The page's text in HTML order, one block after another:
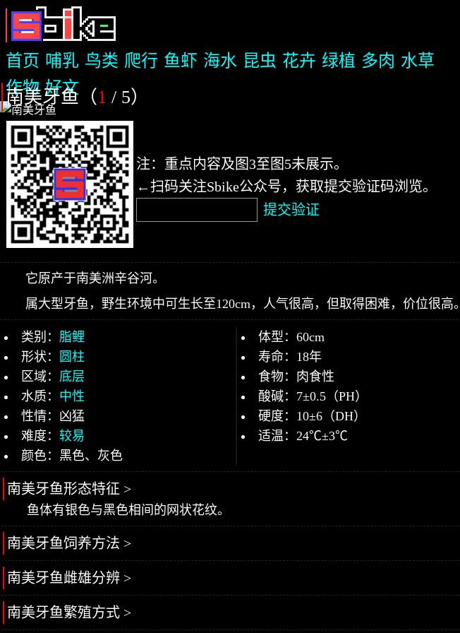
首页 哺乳 鸟类 爬行 鱼虾 海水 昆虫 花卉 绿植 多肉 水草
作物 好文
南美牙鱼（1 / 5）
注：重点内容及图3至图5未展示。
←扫码关注Sbike公众号，获取提交验证码浏览。
提交验证
它原产于南美洲辛谷河。
属大型牙鱼，野生环境中可生长至120cm，人气很高，但取得困难，价位很高。
类别： 脂鲤
形状：
圆柱
区域： 底层
水质： 中性
性情：凶猛
难度： 较易
颜色：黑色、灰色
体型：60cm
寿命：18年
食物：肉食性
酸碱：7±0.5（PH）
硬度：10±6（DH）
适温：24℃±3℃
南美牙鱼形态特征 >
鱼体有银色与黑色相间的网状花纹。
南美牙鱼饲养方法 >
南美牙鱼雌雄分辨 >
南美牙鱼繁殖方式 >